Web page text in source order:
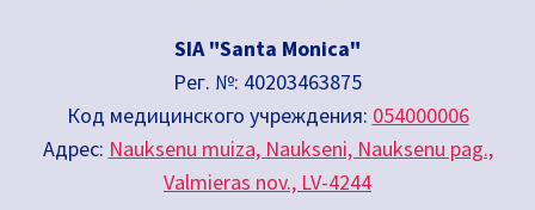
SIA "Santa Monica"
Рег. №: 40203463875
Код медицинского учреждения: 054000006
Адрес: Nauksenu muiza, Naukseni, Nauksenu pag.,
Valmieras nov., LV-4244